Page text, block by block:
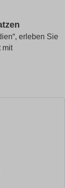
erleben Sie
mit